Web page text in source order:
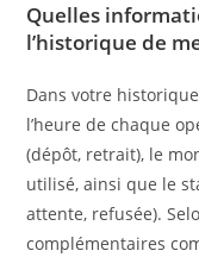
Quelles
l’historique de
Dans votre
l’heure de chaque
(dépôt, retrait), le
utilisé, ainsi que le
attente, refusée).
complémentaires